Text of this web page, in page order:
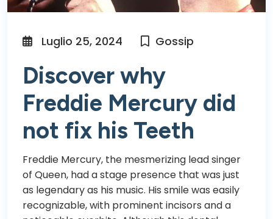
Luglio 25, 2024 Gossip
Discover why
Freddie Mercury did
not fix his Teeth
Freddie Mercury, the mesmerizing lead singer
of Queen, had a stage presence that was just
as legendary as his music. His smile was easily
recognizable, with prominent incisors and a